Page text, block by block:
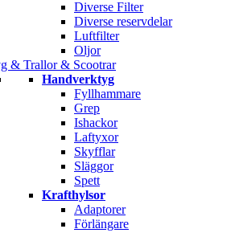
Diverse Filter
Diverse reservdelar
Luftfilter
Oljor
& Trallor & Scootrar
Handverktyg
Fyllhammare
Grep
Ishackor
Laftyxor
Skyfflar
Släggor
Spett
Krafthylsor
Adaptorer
Förlängare